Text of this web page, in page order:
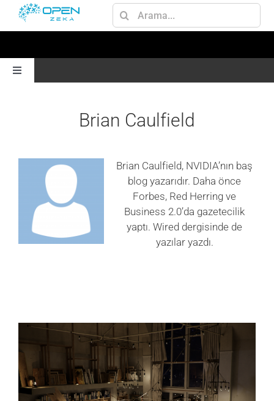
Ara:
Toggle
JETSON
OYUN
SAĞLIK
Brian Caulfield
Brian Caulfield, NVIDIA’nın baş
blog yazarıdır. Daha önce
Forbes, Red Herring ve
Business 2.0’da gazetecilik
yaptı. Wired dergisinde de
yazılar yazdı.